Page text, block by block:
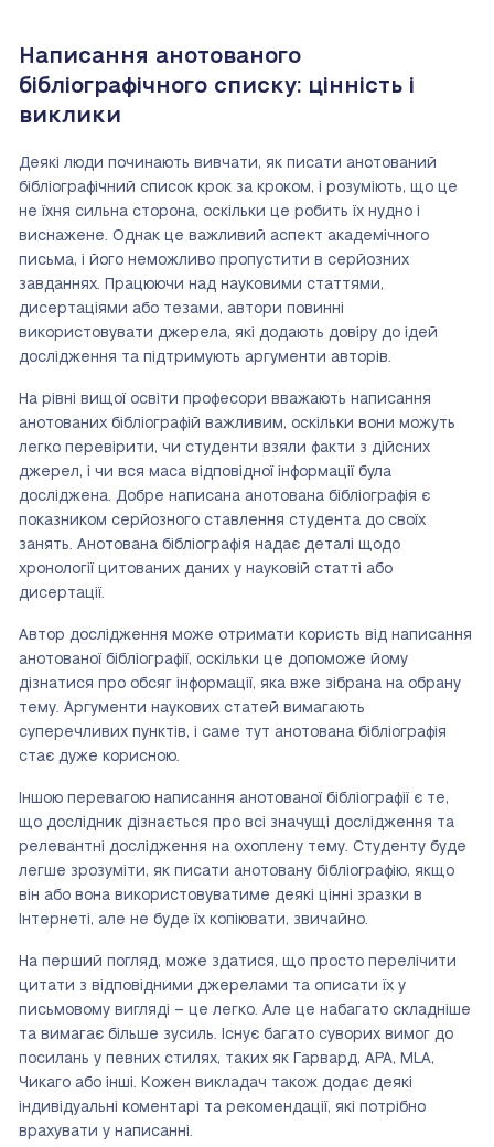
Написання анотованого
бібліографічного списку: цінність і
виклики
Деякі люди починають вивчати, як писати анотований
бібліографічний список крок за кроком, і розуміють, що це
не їхня сильна сторона, оскільки це робить їх нудно і
виснажене. Однак це важливий аспект академічного
письма, і його неможливо пропустити в серйозних
завданнях. Працюючи над науковими статтями,
дисертаціями або тезами, автори повинні
використовувати джерела, які додають довіру до ідей
дослідження та підтримують аргументи авторів.
На рівні вищої освіти професори вважають написання
анотованих бібліографій важливим, оскільки вони можуть
легко перевірити, чи студенти взяли факти з дійсних
джерел, і чи вся маса відповідної інформації була
досліджена. Добре написана анотована бібліографія є
показником серйозного ставлення студента до своїх
занять. Анотована бібліографія надає деталі щодо
хронології цитованих даних у науковій статті або
дисертації.
Автор дослідження може отримати користь від написання
анотованої бібліографії, оскільки це допоможе йому
дізнатися про обсяг інформації, яка вже зібрана на обрану
тему. Аргументи наукових статей вимагають
суперечливих пунктів, і саме тут анотована бібліографія
стає дуже корисною.
Іншою перевагою написання анотованої бібліографії є те,
що дослідник дізнається про всі значущі дослідження та
релевантні дослідження на охоплену тему. Студенту буде
легше зрозуміти, як писати анотовану бібліографію, якщо
він або вона використовуватиме деякі цінні зразки в
Інтернеті, але не буде їх копіювати, звичайно.
На перший погляд, може здатися, що просто перелічити
цитати з відповідними джерелами та описати їх у
письмовому вигляді – це легко. Але це набагато складніше
та вимагає більше зусиль. Існує багато суворих вимог до
посилань у певних стилях, таких як Гарвард, APA, MLA,
Чикаго або інші. Кожен викладач також додає деякі
індивідуальні коментарі та рекомендації, які потрібно
врахувати у написанні.